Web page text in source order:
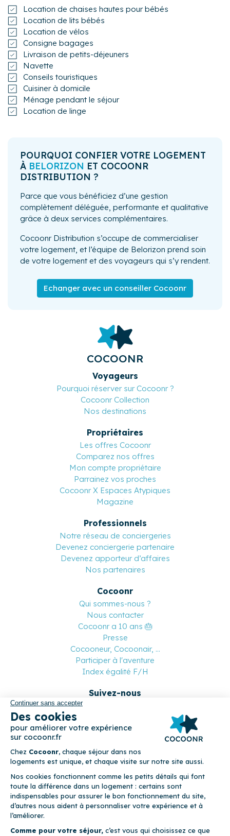
Location de chaises hautes pour bébés
Location de lits bébés
Location de vélos
Consigne bagages
Livraison de petits-déjeuners
Navette
Conseils touristiques
Cuisiner à domicile
Ménage pendant le séjour
Location de linge
POURQUOI CONFIER VOTRE LOGEMENT
À BELORIZON ET COCOONR
DISTRIBUTION ?
Parce que vous bénéficiez d’une gestion
complètement déléguée, performante et qualitative
grâce à deux services complémentaires.
Cocoonr Distribution s’occupe de commercialiser
votre logement, et l’équipe de Belorizon prend soin
de votre logement et des voyageurs qui s’y rendent.
Echanger avec un conseiller Cocoonr
COCOONR
Voyageurs
Pourquoi réserver sur Cocoonr ?
Cocoonr Collection
Nos destinations
Propriétaires
Les offres Cocoonr
Comparez nos offres
Mon compte propriétaire
Parrainez vos proches
Cocoonr X Espaces Atypiques
Magazine
Professionnels
Notre réseau de conciergeries
Devenez conciergerie partenaire
Devenez apporteur d’affaires
Nos partenaires
Cocoonr
Qui sommes-nous ?
Nous contacter
Cocoonr a 10 ans 🎂
Presse
Cocooneur, Cocoonair, ...
Participer à l'aventure
Index égalité F/H
Suivez-nous
location–CGU– Politique de confidentialité–Politique de